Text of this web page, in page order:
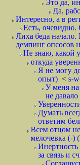
Это да,
Да,
Интересно, а в
Есть, очевидно.
Лиха беда
демпинг опсосов
Не знаю, какой
откуда
Я не могу
опыт) < s-
У меня
не давало
Думать
ответим
Всем отцом
мелочевка (-)
Инертность
за связь и